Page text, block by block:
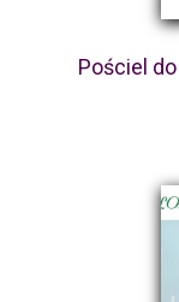
Pościel